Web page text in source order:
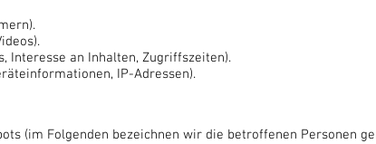
Interesse an Inhalten, Zugriffszeiten).
IP-Adressen).
(im Folgenden bezeichnen wir die betroffenen Personen